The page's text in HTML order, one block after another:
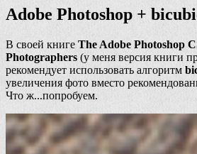
Adobe Photoshop +
В своей книге The Adobe Photoshop
Photographers (у меня версия книги
рекомендует использовать алгоритм
увеличения фото вместо
Что ж...попробуем.